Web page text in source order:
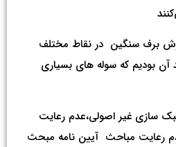
برف سنگین در نقاط مختلف
بودیم که سوله های بسیاری
سازی غیر اصولی،عدم رعایت
رعایت مباحث آیین نامه مبحث